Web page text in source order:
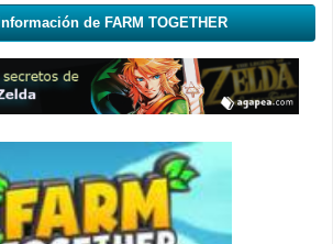
Información de FARM TOGETHER